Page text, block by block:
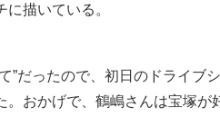
描いている。
”だったので、初日のドライブ
。おかげで、鶴嶋さんは宝塚が